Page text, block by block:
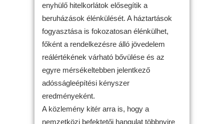
enyhülő hitelkorlátok elősegítik a
beruházások élénkülését. A háztartások
fogyasztása is fokozatosan élénkülhet,
főként a rendelkezésre álló jövedelem
reálértékének várható bővülése és az
egyre mérsékeltebben jelentkező
adósságleépítési kényszer
eredményeként.
A közlemény kitér arra is, hogy a
nemzetközi befektetői hangulat többnyire